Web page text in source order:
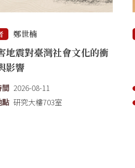
鄭世楠
地震對臺灣社會文化的衝
影響
間 2026-08-11
點 研究大樓703室